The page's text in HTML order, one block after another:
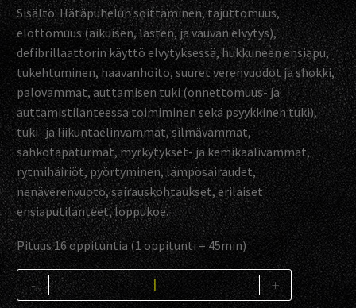
Sisältö: Hätäpuhelun soittaminen, tajuttomuus,
elottomuus (aikuisen, lasten, ja vauvan elvytys),
defibrillaattorin käyttö elvytyksessä, hukkuneen ensiapu,
tukehtuminen, haavanhoito, suuret verenvuodot ja shokki,
palovammat, auttamisen tuki (onnettomuus- ja
auttamistilanteessa toimiminen sekä psyykkinen tuki),
tuki- ja liikuntaelinvammat, silmävammat,
sähkötapaturmat, myrkytykset- ja kemikaalivammat,
rytmihäiriöt, pyörtyminen, lämpösairaudet,
nenäverenvuoto, sairauskohtaukset, erilaiset
ensiaputilanteet, loppukoe.
Pituus 16 oppituntia (1 oppitunti = 45min)
-
Ensiavun
peruskurssi
+